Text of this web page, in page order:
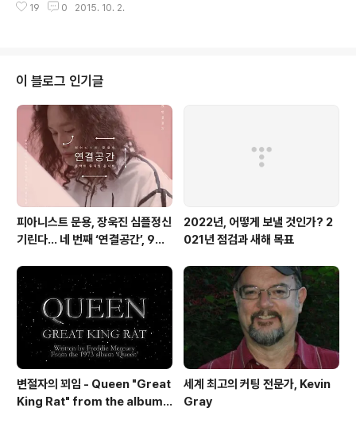
노 솔로 LP를 제작하였을 때 어떤 문제가 생..
계의 주요 소식들 정식 레슨을 받거나 음대에 진학한 사실
여했고 피아노 조율의 명인 이종열과 제자 이정규가 함께
참여해 완성한 이번 앨범 타이틀 UND는 영어의 AND에
해당하는 독일어로, 이것과 저것 - 둘을 의미하고 그 사이
의 조화와 균형을 의미하며, 또한 두 번째 앨범을 의미한다
는 뜻을 담고 있다. 곡 작업에만 7년이 걸릴 만큼 심혈을
기..
19 0 2015. 10. 2.
이 블로그 인기글
피아니스트 문용, 장욱진 심플정신
기린다… 네 번째 ‘연결공간’, 9월
2022년, 어떻게 보낼 것인가? 2
021년 점검과 새해 목표
변절자의 꾀임 - Queen "Great
King Rat" from the album
세계 최고의 커팅 전문가, Kevin
Gray